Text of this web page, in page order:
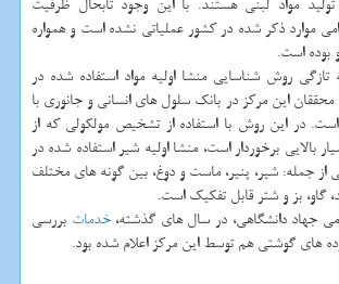
موارد ذكر شده در كشور عملیاتی نشده است و همواره
بوده است.
روش شناسایی منشا اولیه مواد استفاده شده در
این مركز در بانك سلول های انسانی و جانوری با
است. در این روش با استفاده از تشخیص مولكولی كه از
بالایی برخوردار است، منشا اولیه شیر استفاده شده در
از جمله: شیر، پنیر، ماست و دوغ، بین گونه های مختلف
گاو، بز و شتر قابل تفكیك است.
جهاد دانشگاهی، در سال های گذشته،خدمات بررسی
های گوشتی هم توسط این مركز اعلام شده بود.